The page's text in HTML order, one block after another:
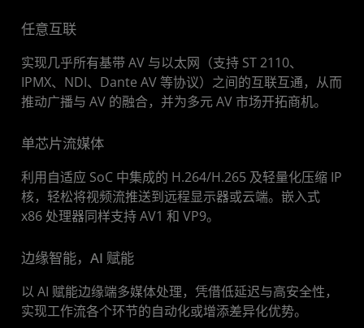
任意互联
实现几乎所有基带 AV 与以太网（支持 ST 2110、
IPMX、NDI、Dante AV 等协议）之间的互联互通，从而
推动广播与 AV 的融合，并为多元 AV 市场开拓商机。
单芯片流媒体
利用自适应 SoC 中集成的 H.264/H.265 及轻量化压缩 IP
核，轻松将视频流推送到远程显示器或云端。嵌入式
x86 处理器同样支持 AV1 和 VP9。
边缘智能，AI 赋能
以 AI 赋能边缘端多媒体处理，凭借低延迟与高安全性，
实现工作流各个环节的自动化或增添差异化优势。